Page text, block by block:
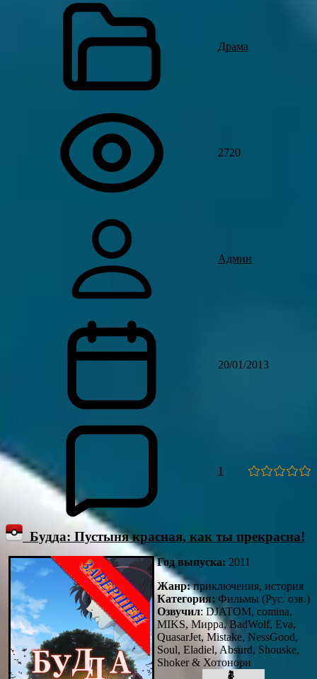
Драма
2720
Админ
20/01/2013
1
Будда: Пустыня красная, как ты прекрасна!
Год выпуска: 2011
Жанр:приключения, история
Категория: Фильмы (Рус. озв.)
Озвучил: DJATOM, comina,
MIKS, Мирра, BadWolf, Eva,
QuasarJet, Mistake, NessGood,
Soul, Eladiel, Absurd, Shouske,
Shoker & Хотонори